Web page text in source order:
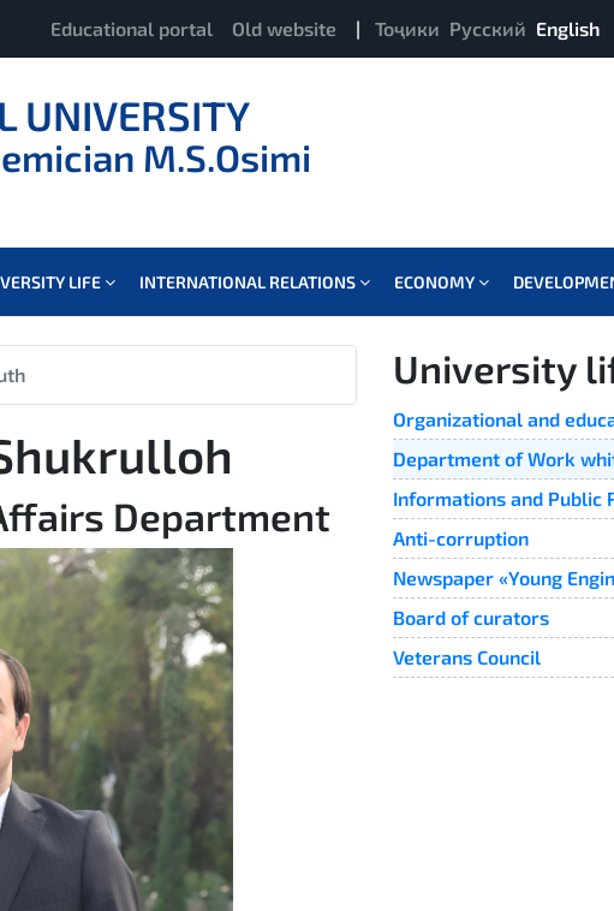
Educational portal Old website | Тоҷики Русский English
UNIVERSITY
M.S.Osimi
LIFE INTERNATIONAL RELATIONS ECONOMY
Department
University
Organizational and
Department of Work
Informations and Public
Anti-corruption
Newspaper «Young
Board of curators
Veterans Council